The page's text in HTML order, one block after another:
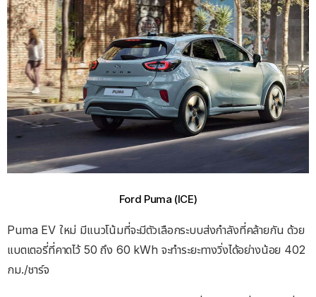
Ford Puma (ICE)
Puma EV ใหม่ มีแนวโน้มที่จะมีตัวเลือกระบบส่งกําลังที่คล้ายกัน ด้วย
แบตเตอรี่ที่คาดไว้ 50 ถึง 60 kWh จะทำระยะทางวิ่งได้อย่างน้อย 402
กม./ชาร์จ